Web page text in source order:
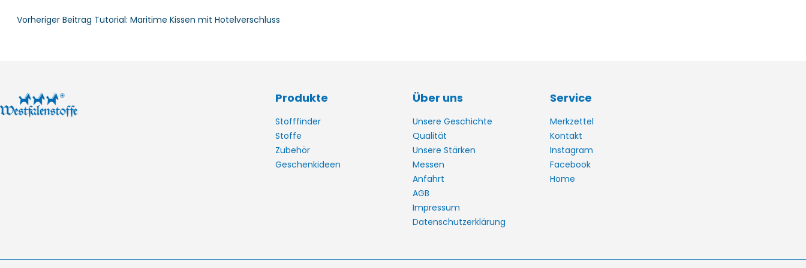
Vorheriger Beitrag Tutorial: Maritime Kissen mit Hotelverschluss
Produkte
Stofffinder
Stoffe
Zubehör
Geschenkideen
Über uns
Unsere Geschichte
Qualität
Unsere Stärken
Messen
Anfahrt
AGB
Impressum
Datenschutzerklärung
Service
Merkzettel
Kontakt
Instagram
Facebook
Home